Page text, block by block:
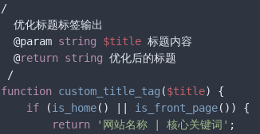
/
  优化标题标签输出
  @param
string $title 标题内容
  @
return string 优化后的标题
function custom_title_tag ($title) {
if (is_home() || is_front_page()) {
return
'网站名称 | 核心关键词' ;